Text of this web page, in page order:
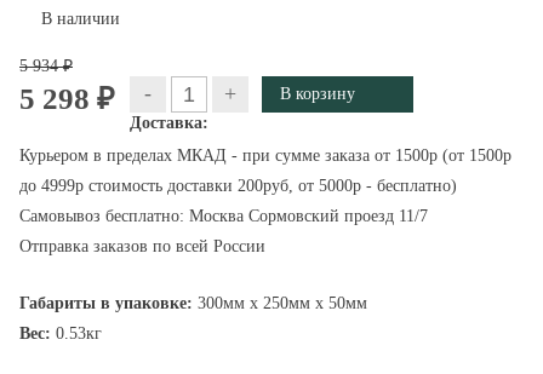
В наличии
5 934 ₽
5 298 ₽ - +
Доставка:
Курьером в пределах МКАД - при сумме заказа от 1500р (от 1500р
до 4999р стоимость доставки 200руб, от 5000р - бесплатно)
Самовывоз бесплатно: Москва Сормовский проезд 11/7
Отправка заказов по всей России
Габариты в упаковке: 300мм x 250мм x 50мм
Вес: 0.53кг